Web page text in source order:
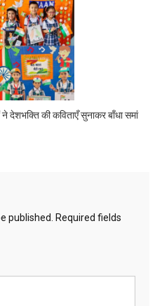
देशभक्ति की कविताएँ सुनाकर बाँधा समां
published. Required fields